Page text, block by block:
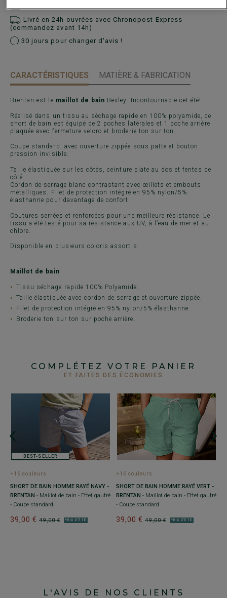
Livré en 24h ouvrées avec Chronopost Express
(commandez avant 14h)
30 jours pour changer d'avis !
CARACTÉRISTIQUES MATIÈRE & FABRICATION
Brentan est le maillot de bain Bexley. Incontournable cet été!
Réalisé dans un tissu au séchage rapide en 100% polyamide, ce
short de bain est équipé de 2 poches latérales et 1 poche arrière
plaquée avec fermeture velcro et broderie ton sur ton.
Coupe standard, avec ouverture zippée sous patte et bouton
pression invisible.
Taille élastiquée sur les côtés, ceinture plate au dos et fentes de
côté.
Cordon de serrage blanc contrastant avec œillets et embouts
métalliques. Filet de protection intégré en 95% nylon/5%
élasthanne pour davantage de confort.
Coutures serrées et renforcées pour une meilleure résistance. Le
tissu a été testé pour sa résistance aux UV, à l’eau de mer et au
chlore.
Disponible en plusieurs coloris assortis.
Maillot de bain
Tissu séchage rapide 100% Polyamide.
Taille élastiquée avec cordon de serrage et ouverture zippée.
Filet de protection intégré en 95% nylon/5% élasthanne.
Broderie ton sur ton sur poche arrière.
COMPLÉTEZ VOTRE PANIER
ET FAITES DES ÉCONOMIES
BEST-SELLER
+16 couleurs
SHORT DE BAIN HOMME RAYÉ NAVY -
BRENTAN - Maillot de bain - Effet gaufré
- Coupe standard
49,00 €
39,00 € PRIX D'ÉTÉ
+16 couleurs
SHORT DE BAIN HOMME RAYÉ VERT -
BRENTAN - Maillot de bain - Effet gaufré
- Coupe standard
49,00 €
39,00 € PRIX D'ÉTÉ
L'AVIS DE NOS CLIENTS